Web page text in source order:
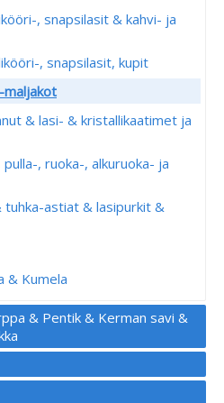
, snapsilasit & kahvi- ja
, snapsilasit, kupit
maljakot
& lasi- & kristallikaatimet ja
, ruoka-, alkuruoka- ja
astiat & lasipurkit &
& Kumela
& Pentik & Kerman savi &